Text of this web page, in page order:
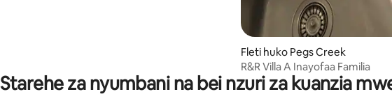
Fleti huko Pegs Creek
R&R Villa A Inayofaa Familia
Starehe za nyumbani na bei nzuri za kuanzia